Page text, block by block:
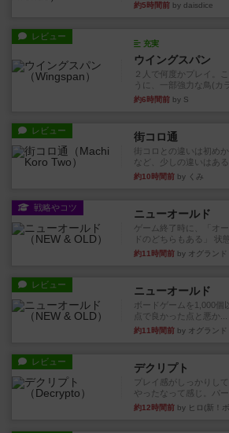
約5時間前 by daisdice
レビュー
充実
ウイングスパン
２人で何度かプレイ。
うに、一部強力な鳥(カ
約6時間前 by S
レビュー 街コロ通
街コロとの違いは初め
など、少しの違いはある
約10時間前 by くみ
戦略やコツ ニューオールド
ゲーム終了時に、「オ
ドのどちらもある」 状
約11時間前 by オグランド
レビュー ニューオールド
ボードゲームを1,000個
点で良かった点と悪か...
約11時間前 by オグランド
レビュー デクリプト
プレイ感がしっかりし
やったなって感じ。パー
約12時間前 by ヒロ(新！